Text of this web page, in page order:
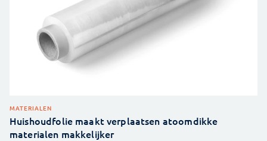
MATERIALEN
Huishoudfolie maakt verplaatsen atoomdikke
materialen makkelijker